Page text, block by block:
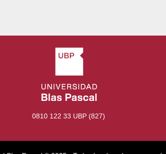
0810 122 33 UBP (827)